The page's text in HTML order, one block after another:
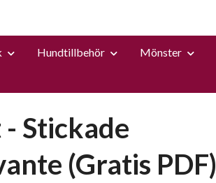
Hundtillbehör
Mönster
Stickade
(Gratis PDF)